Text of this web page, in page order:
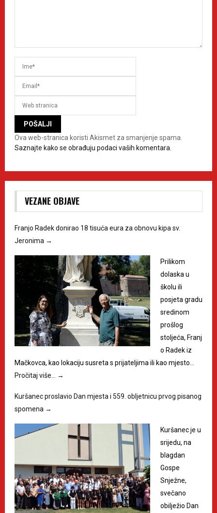
Ova web-stranica koristi Akismet za smanjenje spama.
Saznajte kako se obrađuju podaci vaših komentara.
VEZANE OBJAVE
Franjo Radek donirao 18 tisuća eura za obnovu kipa sv.
Jeronima →
Prilikom
dolaska u
školu ili
posjeta gradu
sredinom
prošlog
stoljeća, Franj
o Radek iz
Mačkovca, kao lokaciju susreta s prijateljima ili kao mjesto…
Pročitaj više…
→
Kuršanec proslavio Dan mjesta i 559. obljetnicu prvog pisanog
spomena →
Kuršanec je u
srijedu, na
blagdan
Gospe
Snježne,
svečano
obilježio Dan